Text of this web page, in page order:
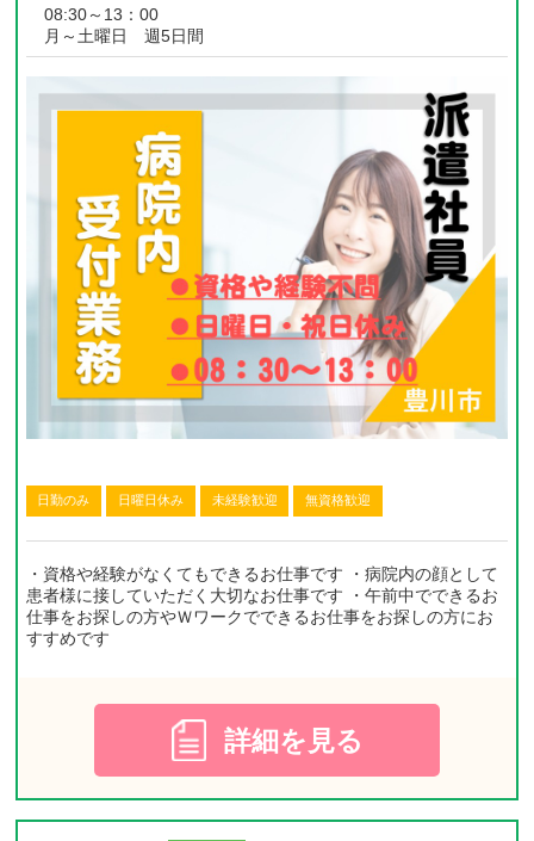
08:30～13：00
月～土曜日 週5日間
日勤のみ 日曜日休み 未経験歓迎 無資格歓迎
・資格や経験がなくてもできるお仕事です ・病院内の顔として
患者様に接していただく大切なお仕事です ・午前中でできるお
仕事をお探しの方やＷワークでできるお仕事をお探しの方にお
すすめです
詳細を見る